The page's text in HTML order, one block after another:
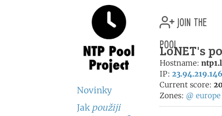
Novinky
Jak použiji
join the
pool
LoNET's
Hostname:
IP: 23.94.219.146
Current score:
Zones: @ europe